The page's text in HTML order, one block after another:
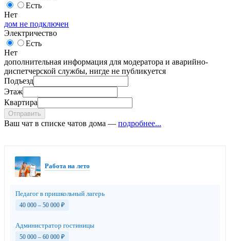
Есть
Нет
дом не подключен
Электричество
Есть
Нет
дополнительная информация для модератора и аварийно-
диспетчерской службы, нигде не публикуется
Подъезд
Этаж
Квартира
Отправить
Ваш чат в списке чатов дома — подробнее...
Работа на лето
Педагог в пришкольный лагерь
40 000 – 50 000 ₽
Администратор гостиницы
50 000 – 60 000 ₽